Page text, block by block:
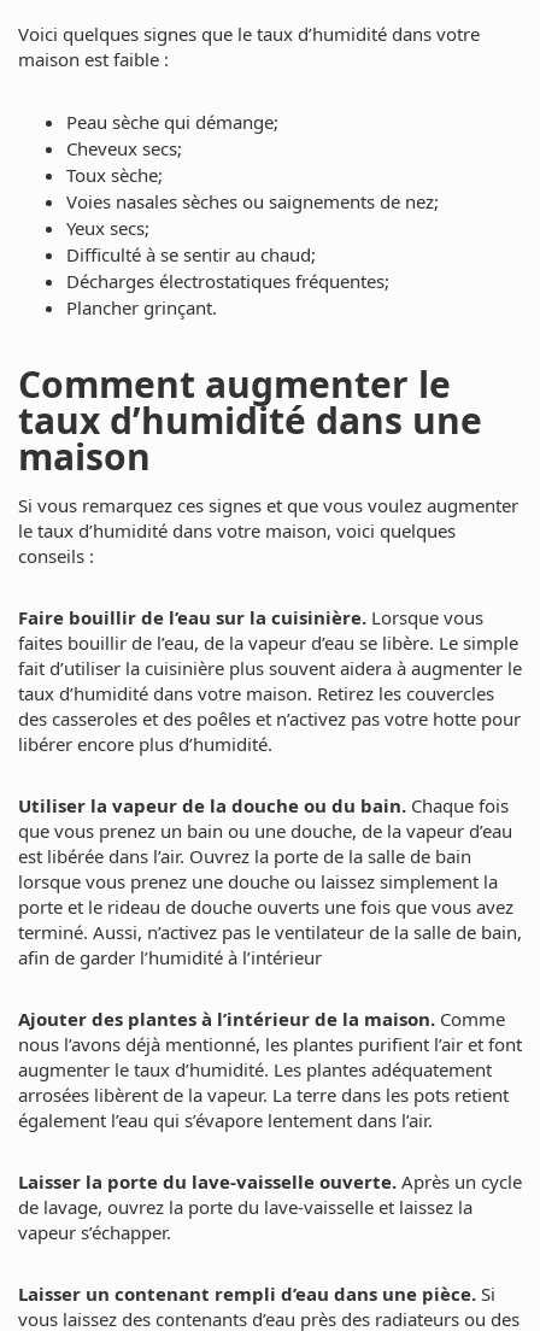
Voici quelques signes que le taux d’humidité dans votre
maison est faible :
Peau sèche qui démange;
Cheveux secs;
Toux sèche;
Voies nasales sèches ou saignements de nez;
Yeux secs;
Difficulté à se sentir au chaud;
Décharges électrostatiques fréquentes;
Plancher grinçant.
Comment augmenter le
taux d’humidité dans une
maison
Si vous remarquez ces signes et que vous voulez augmenter
le taux d’humidité dans votre maison, voici quelques
conseils :
Faire bouillir de l’eau sur la cuisinière. Lorsque vous
faites bouillir de l’eau, de la vapeur d’eau se libère. Le simple
fait d’utiliser la cuisinière plus souvent aidera à augmenter le
taux d’humidité dans votre maison. Retirez les couvercles
des casseroles et des poêles et n’activez pas votre hotte pour
libérer encore plus d’humidité.
Utiliser la vapeur de la douche ou du bain. Chaque fois
que vous prenez un bain ou une douche, de la vapeur d’eau
est libérée dans l’air. Ouvrez la porte de la salle de bain
lorsque vous prenez une douche ou laissez simplement la
porte et le rideau de douche ouverts une fois que vous avez
terminé. Aussi, n’activez pas le ventilateur de la salle de bain,
afin de garder l’humidité à l’intérieur
Ajouter des plantes à l’intérieur de la maison. Comme
nous l’avons déjà mentionné, les plantes purifient l’air et font
augmenter le taux d’humidité. Les plantes adéquatement
arrosées libèrent de la vapeur. La terre dans les pots retient
également l’eau qui s’évapore lentement dans l’air.
Laisser la porte du lave-vaisselle ouverte. Après un cycle
de lavage, ouvrez la porte du lave-vaisselle et laissez la
vapeur s’échapper.
Laisser un contenant rempli d’eau dans une pièce. Si
vous laissez des contenants d’eau près des radiateurs ou des